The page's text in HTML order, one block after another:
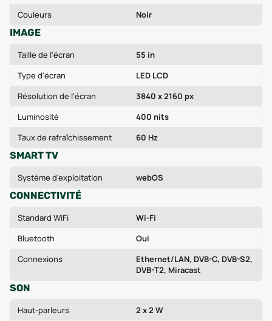
Couleurs
Noir
IMAGE
Taille de l'écran
55 in
Type d'écran
LED LCD
Résolution de l'écran
3840 x 2160 px
Luminosité
400 nits
Taux de rafraîchissement
60 Hz
SMART TV
Système d'exploitation webOS
CONNECTIVITÉ
Standard WiFi
Wi-Fi
Bluetooth
Oui
Connexions
Ethernet/LAN, DVB-C, DVB-S2,
DVB-T2, Miracast
SON
Haut-parleurs 2 x 2 W